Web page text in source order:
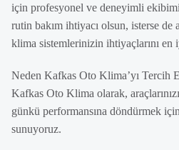
için profesyonel ve deneyimli
rutin bakım ihtiyacı olsun, isterse
klima sistemlerinizin ihtiyaçlarını en
Neden Kafkas Oto Klima’yı Tercih
Kafkas Oto Klima olarak,
günkü performansına döndürmek
sunuyoruz.